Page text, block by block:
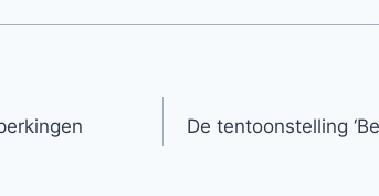
De tentoonstelling